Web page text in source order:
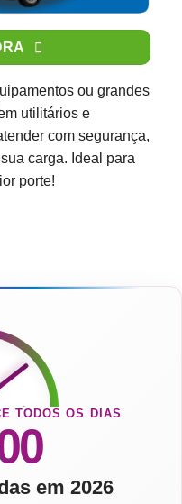
ou grandes
utilitários e
com segurança,
carga. Ideal para
porte!
TODOS OS DIAS
em 2026